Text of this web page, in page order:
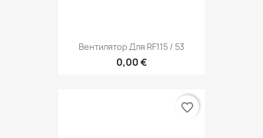
Вентилятор Для RF115 / 53
0,00 €
favorite_border